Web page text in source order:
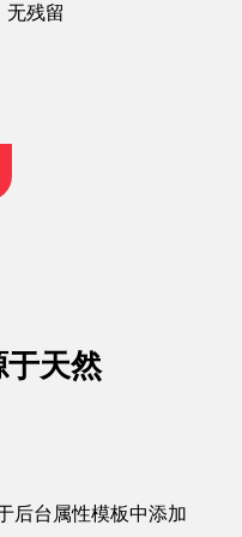
无残留
于天然
后台属性模板中添加